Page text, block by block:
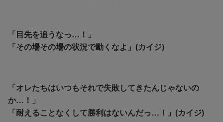
「目先を追うなっ…！」
「その場その場の状況で動くなよ」(カイジ)
「オレたちはいつもそれで失敗してきたんじゃないの
か…！」
「耐えることなくして勝利はないんだっ…！」(カイジ)